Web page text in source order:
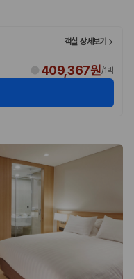
객실 상세보기
409,367원/1박